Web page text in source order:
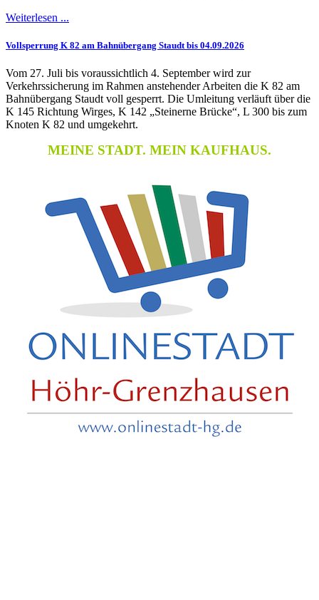
Weiterlesen ...
Vollsperrung K 82 am Bahnübergang Staudt bis 04.09.2026
Vom 27. Juli bis voraussichtlich 4. September wird zur
Verkehrssicherung im Rahmen anstehender Arbeiten die K 82 am
Bahnübergang Staudt voll gesperrt. Die Umleitung verläuft über die
K 145 Richtung Wirges, K 142 „Steinerne Brücke“, L 300 bis zum
Knoten K 82 und umgekehrt.
MEINE STADT. MEIN KAUFHAUS.